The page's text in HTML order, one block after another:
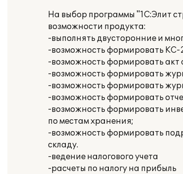
На выбор программы "1C:Элит
возможности продукта:
-выполнять двусторонние и
-возможность формировать
-возможность формировать акт
-возможность формировать
-возможность формировать
-возможность формировать
-возможность формировать
по местам хранения;
-возможность формировать
складу.
-ведение налогового учета
-расчеты по налогу на прибыль